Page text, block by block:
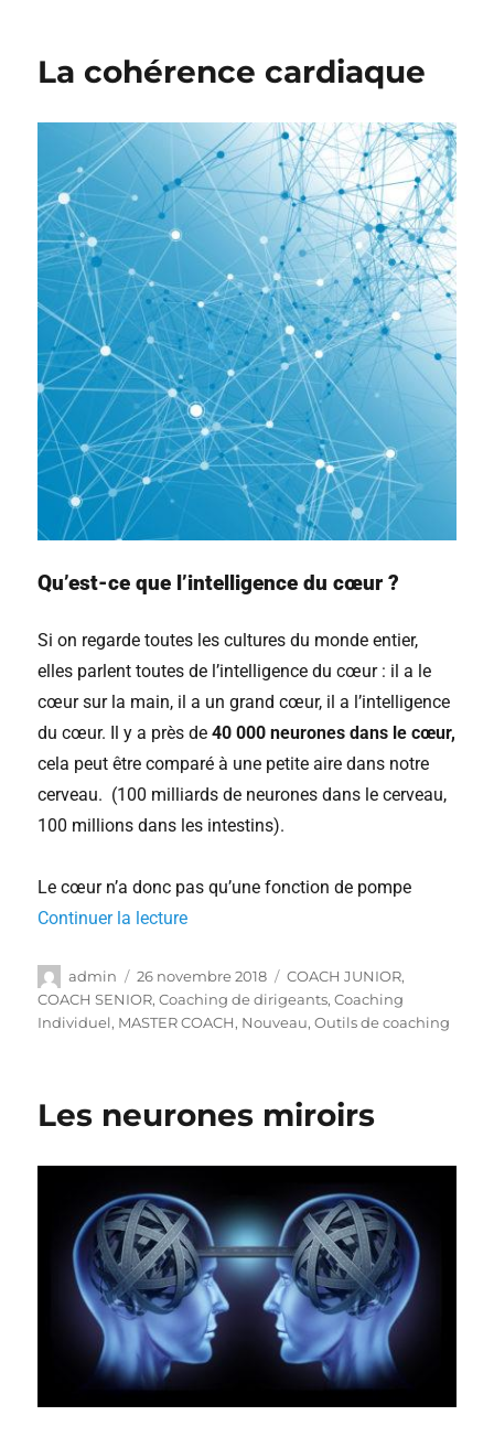
La cohérence cardiaque
Qu’est-ce que l’intelligence du cœur ?
Si on regarde toutes les cultures du monde entier,
elles parlent toutes de l’intelligence du cœur : il a le
cœur sur la main, il a un grand cœur, il a l’intelligence
du cœur. Il y a près de40 000 neurones dans le cœur,
cela peut être comparé à une petite aire dans notre
cerveau. (100 milliards de neurones dans le cerveau,
100 millions dans les intestins).
Le cœur n’a donc pas qu’une fonction de pompe
Continuer la lecture
admin 26 novembre 2018 COACH JUNIOR,
COACH SENIOR,Coaching de dirigeants,Coaching
Individuel, MASTER COACH, Nouveau,Outils de coaching
Les neurones miroirs